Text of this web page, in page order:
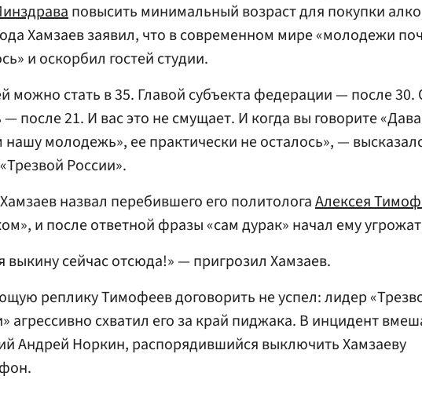
повысить минимальный возраст для покупки
Хамзаев заявил, что в современном мире «молодежи
и оскорбил гостей студии.
можно стать в 35. Главой субъекта федерации — после
— после 21. И вас это не смущает. И когда вы говорите
нашу молодежь», ее практически не осталось», —
России».
назвал перебившего его политологаАлексея
и после ответной фразы «сам дурак» начал ему
выкину сейчас отсюда!» — пригрозил Хамзаев.
реплику Тимофеев договорить не успел: лидер
агрессивно схватил его за край пиджака. В инцидент
Андрей Норкин, распорядившийся выключить Хамзаеву